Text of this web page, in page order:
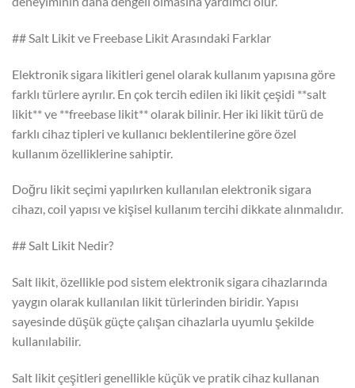
## Salt Likit ve Freebase Likit Arasındaki Farklar
Elektronik sigara likitleri genel olarak kullanım yapısına göre
farklı türlere ayrılır. En çok tercih edilen iki likit çeşidi **salt
likit** ve **freebase likit** olarak bilinir. Her iki likit türü de
farklı cihaz tipleri ve kullanıcı beklentilerine göre özel
kullanım özelliklerine sahiptir.
Doğru likit seçimi yapılırken kullanılan elektronik sigara
cihazı, coil yapısı ve kişisel kullanım tercihi dikkate alınmalıdır.
## Salt Likit Nedir?
Salt likit, özellikle pod sistem elektronik sigara cihazlarında
yaygın olarak kullanılan likit türlerinden biridir. Yapısı
sayesinde düşük güçte çalışan cihazlarla uyumlu şekilde
kullanılabilir.
Salt likit çeşitleri genellikle küçük ve pratik cihaz kullanan